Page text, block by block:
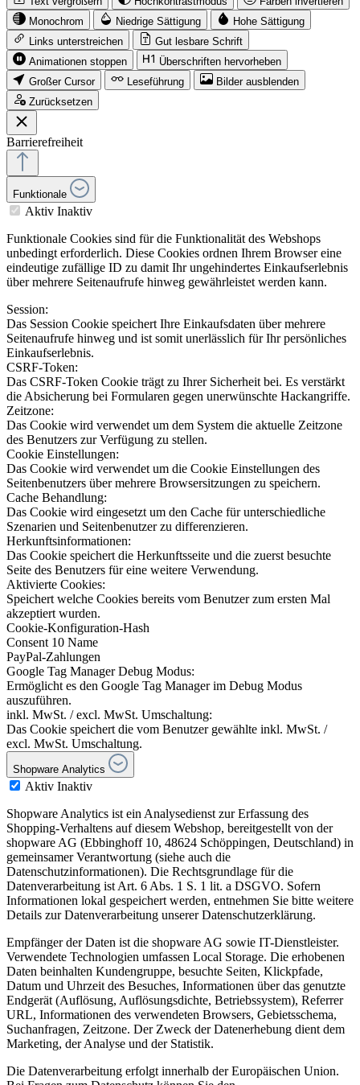
Monochrom
Niedrige Sättigung
Hohe Sättigung
Links unterstreichen
Gut lesbare Schrift
Animationen stoppen
Überschriften hervorheben
Großer Cursor
Leseführung
Bilder ausblenden
Zurücksetzen
Barrierefreiheit
Funktionale
Aktiv Inaktiv
Funktionale Cookies sind für die Funktionalität des Webshops
unbedingt erforderlich. Diese Cookies ordnen Ihrem Browser eine
eindeutige zufällige ID zu damit Ihr ungehindertes Einkaufserlebnis
über mehrere Seitenaufrufe hinweg gewährleistet werden kann.
Session:
Das Session Cookie speichert Ihre Einkaufsdaten über mehrere
Seitenaufrufe hinweg und ist somit unerlässlich für Ihr persönliches
Einkaufserlebnis.
CSRF-Token:
Das CSRF-Token Cookie trägt zu Ihrer Sicherheit bei. Es verstärkt
die Absicherung bei Formularen gegen unerwünschte Hackangriffe.
Zeitzone:
Das Cookie wird verwendet um dem System die aktuelle Zeitzone
des Benutzers zur Verfügung zu stellen.
Cookie Einstellungen:
Das Cookie wird verwendet um die Cookie Einstellungen des
Seitenbenutzers über mehrere Browsersitzungen zu speichern.
Cache Behandlung:
Das Cookie wird eingesetzt um den Cache für unterschiedliche
Szenarien und Seitenbenutzer zu differenzieren.
Herkunftsinformationen:
Das Cookie speichert die Herkunftsseite und die zuerst besuchte
Seite des Benutzers für eine weitere Verwendung.
Aktivierte Cookies:
Speichert welche Cookies bereits vom Benutzer zum ersten Mal
akzeptiert wurden.
Cookie-Konfiguration-Hash
Consent 10 Name
PayPal-Zahlungen
Google Tag Manager Debug Modus:
Ermöglicht es den Google Tag Manager im Debug Modus
auszuführen.
inkl. MwSt. / excl. MwSt. Umschaltung:
Das Cookie speichert die vom Benutzer gewählte inkl. MwSt. /
excl. MwSt. Umschaltung.
Shopware Analytics
Aktiv Inaktiv
Shopware Analytics ist ein Analysedienst zur Erfassung des
Shopping-Verhaltens auf diesem Webshop, bereitgestellt von der
shopware AG (Ebbinghoff 10, 48624 Schöppingen, Deutschland) in
gemeinsamer Verantwortung (siehe auch die
Datenschutzinformationen). Die Rechtsgrundlage für die
Datenverarbeitung ist Art. 6 Abs. 1 S. 1 lit. a DSGVO. Sofern
Informationen lokal gespeichert werden, entnehmen Sie bitte weitere
Details zur Datenverarbeitung unserer Datenschutzerklärung.
Empfänger der Daten ist die shopware AG sowie IT-Dienstleister.
Verwendete Technologien umfassen Local Storage. Die erhobenen
Daten beinhalten Kundengruppe, besuchte Seiten, Klickpfade,
Datum und Uhrzeit des Besuches, Informationen über das genutzte
Endgerät (Auflösung, Auflösungsdichte, Betriebssystem), Referrer
URL, Informationen des verwendeten Browsers, Gebietsschema,
Suchanfragen, Zeitzone. Der Zweck der Datenerhebung dient dem
Marketing, der Analyse und der Statistik.
Die Datenverarbeitung erfolgt innerhalb der Europäischen Union.